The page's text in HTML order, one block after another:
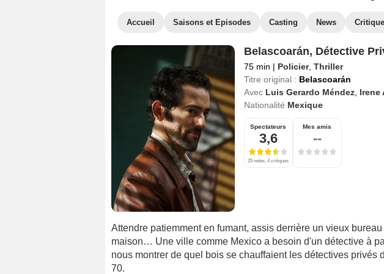
Accueil Saisons et Episodes Casting News
Belascoarán, Détective
75 min | Policier, Thriller
Titre original : Belascoarán
Avec Luis Gerardo Méndez, Irene
Nationalité Mexique
Spectateurs
3,6
25 notes, 4 critiques
Mes amis
--
Attendre patiemment en fumant, assis derrière un vieux
maison… Une ville comme Mexico a besoin d'un détective à
nous montrer de quel bois se chauffaient les détectives privés
70.